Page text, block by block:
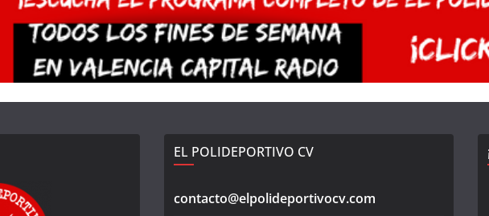
EL POLIDEPORTIVO CV
contacto@elpolideportivocv.com